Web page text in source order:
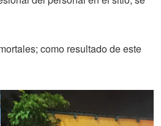
como resultado de este